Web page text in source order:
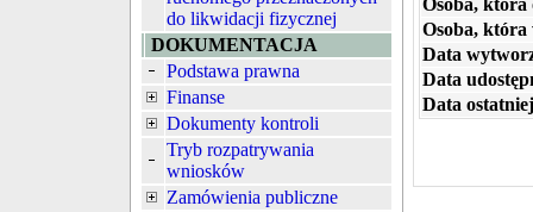
do likwidacji fizycznej
DOKUMENTACJA
Podstawa prawna
Finanse
Dokumenty kontroli
Tryb rozpatrywania
wniosków
Zamówienia publiczne
Osoba, która
Osoba, która
Data
Data
Data